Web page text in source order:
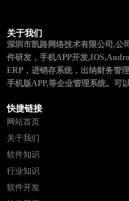
关于我们
深圳市凯路网络技术有限公司,公
件研发，手机APP开发
ERP，进销存系统，出纳财务管
手机版APP,等企业管理系统。可
快捷链接
网站首页
关于我们
软件知识
行业知识
软件开发